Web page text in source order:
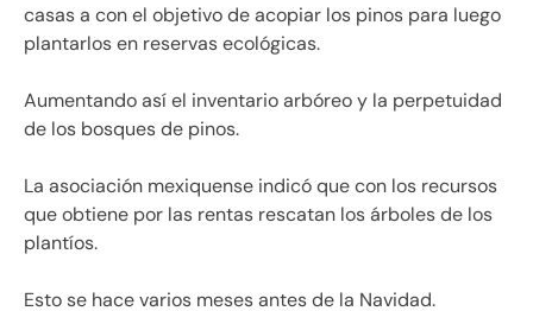
casas a con el objetivo de acopiar los pinos para luego
plantarlos en reservas ecológicas.
Aumentando así el inventario arbóreo y la perpetuidad
de los bosques de pinos.
La asociación mexiquense indicó que con los recursos
que obtiene por las rentas rescatan los árboles de los
plantíos.
Esto se hace varios meses antes de la Navidad.